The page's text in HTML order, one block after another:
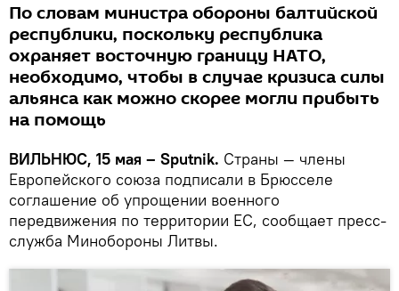
По словам министра обороны балтийской
республики, поскольку республика
охраняет восточную границу НАТО,
необходимо, чтобы в случае кризиса силы
альянса как можно скорее могли прибыть
на помощь
ВИЛЬНЮС, 15 мая – Sputnik. Страны — члены
Европейского союза подписали в Брюсселе
соглашение об упрощении военного
передвижения по территории ЕС, сообщает пресс-
служба Минобороны Литвы.